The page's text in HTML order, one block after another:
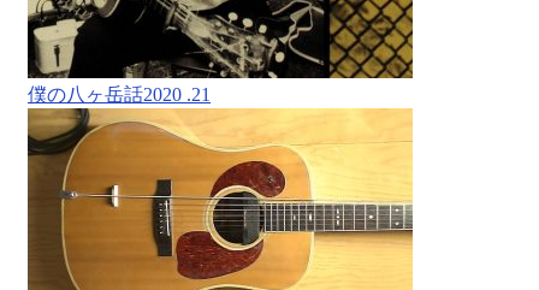
僕の八ヶ岳話2020 .21